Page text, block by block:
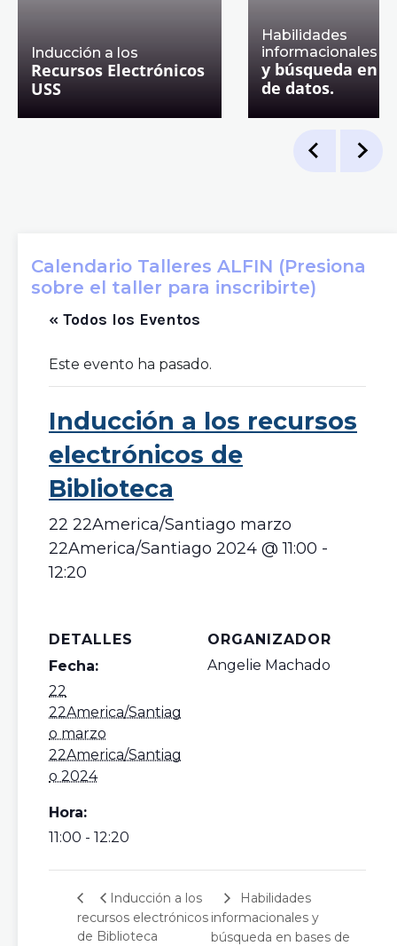
Inducción a los
Recursos Electrónicos
USS
Habilidades
informacionales
y búsqueda en
de datos.
Calendario Talleres ALFIN (Presiona
sobre el taller para inscribirte)
« Todos los Eventos
Este evento ha pasado.
Inducción a los recursos
electrónicos de
Biblioteca
22 22America/Santiago marzo
22America/Santiago 2024 @ 11:00 -
12:20
DETALLES
Fecha:
22
22America/Santiag
o marzo
22America/Santiag
o 2024
Hora:
11:00 - 12:20
ORGANIZADOR
Angelie Machado
Inducción a los
recursos electrónicos
de Biblioteca
Habilidades
informacionales y
búsqueda en bases de